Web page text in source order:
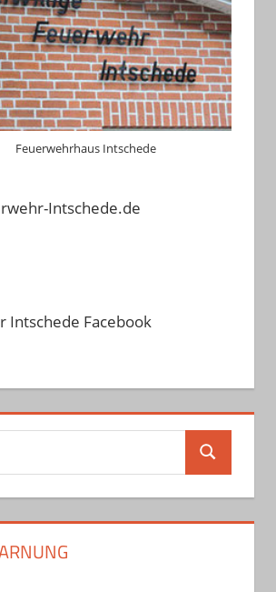
Feuerwehrhaus Intschede
Intschede.de
Intschede Facebook
Suchen